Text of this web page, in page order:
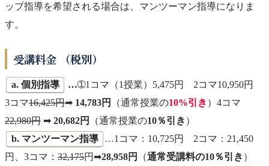
ップ指導を希望される場合は、マンツーマン指導になりま
す。
受講料金 （税別）
a. 個別指導 …➀1コマ（1授業）5,475円 2コマ10,950円
3コマ16,425円➡ 14,783円 （通常授業の10%引き ）4コマ
22,980円 ➡ 20,682円 （通常授業の10％引き ）
b. マンツーマン指導
…1コマ：10,725円 2コマ：21,450
円、3コマ： 32,175円➡28,958円 （通常受講料の10％引き ）